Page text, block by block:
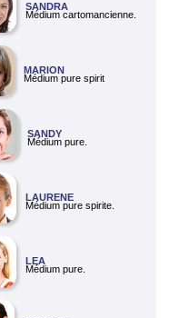
SANDRA
Médium cartomancienne.
MARION
Médium pure spirit
SANDY
Médium pure.
LAURENE
Médium pure spirite.
LEA
Médium pure.